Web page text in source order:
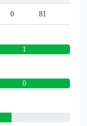
0 81
1
0